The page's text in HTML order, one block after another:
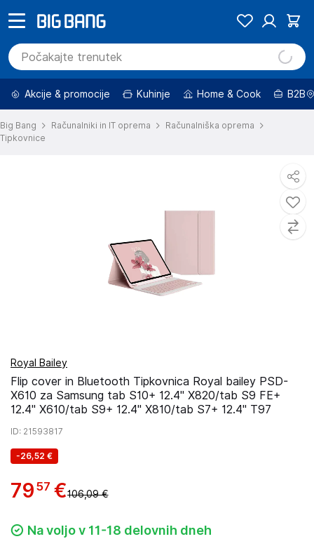
Akcije & promocije Kuhinje Home & Cook B2B
Big Bang Računalniki in IT oprema
Računalniška oprema
Tipkovnice
Royal Bailey
Flip cover in Bluetooth Tipkovnica Royal bailey PSD-
X610 za Samsung tab S10+ 12.4'' X820/tab S9 FE+
12.4'' X610/tab S9+ 12.4'' X810/tab S7+ 12.4'' T97
ID: 21593817
-26,52 €
79 57 €106,09 €
Na voljo v 11-18 delovnih dneh